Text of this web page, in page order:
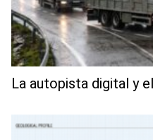
La autopista digital y